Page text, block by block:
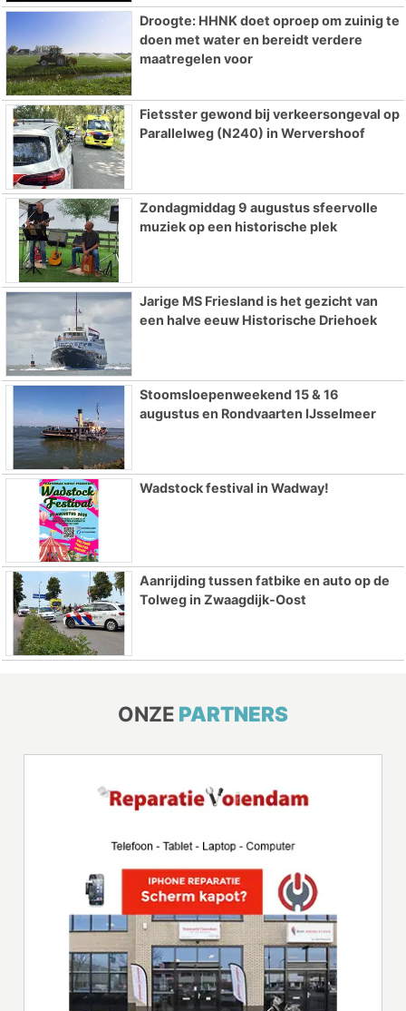
Droogte: HHNK doet oproep om zuinig te
doen met water en bereidt verdere
maatregelen voor
Fietsster gewond bij verkeersongeval op
Parallelweg (N240) in Wervershoof
Zondagmiddag 9 augustus sfeervolle
muziek op een historische plek
Jarige MS Friesland is het gezicht van
een halve eeuw Historische Driehoek
Stoomsloepenweekend 15 & 16
augustus en Rondvaarten IJsselmeer
Wadstock festival in Wadway!
Aanrijding tussen fatbike en auto op de
Tolweg in Zwaagdijk-Oost
ONZE PARTNERS